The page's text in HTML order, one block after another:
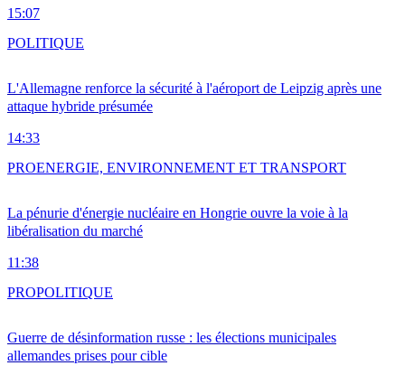
15:07
L'Allemagne renforce la sécurité à l'aéroport de Leipzig après une
attaque hybride présumée
14:33
POLITIQUE
La pénurie d'énergie nucléaire en Hongrie ouvre la voie à la
libéralisation du marché
11:38
PROENERGIE, ENVIRONNEMENT ET TRANSPORT
Guerre de désinformation russe : les élections municipales
allemandes prises pour cible
PROPOLITIQUE